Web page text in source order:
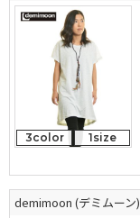
3color 1size
demimoon (デミムーン)